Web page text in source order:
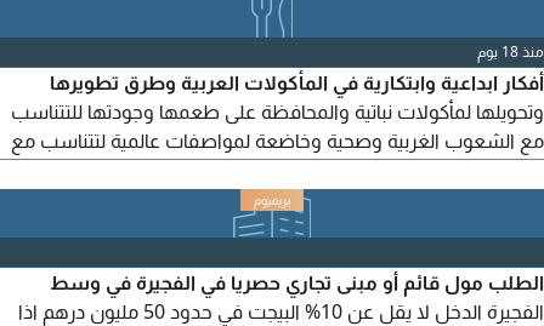
منذ 18 يوم
أفكار ابداعية وابتكارية في المأكولات العربية وطرق تطويرها
وتحويلها لمأكولات نباتية والمحافظة على طعمها وجودتها للتتناسب
مع الشعوب الغربية وصحية وخاضعة لمواصفات عالمية لتتناسب مع
الطلب مول قائم أو مبنى تجاري حصريا في الفجيرة في وسط
الفجيرة الدخل لا يقل عن 10% البيجت في حدود 50 مليون درهم اذا